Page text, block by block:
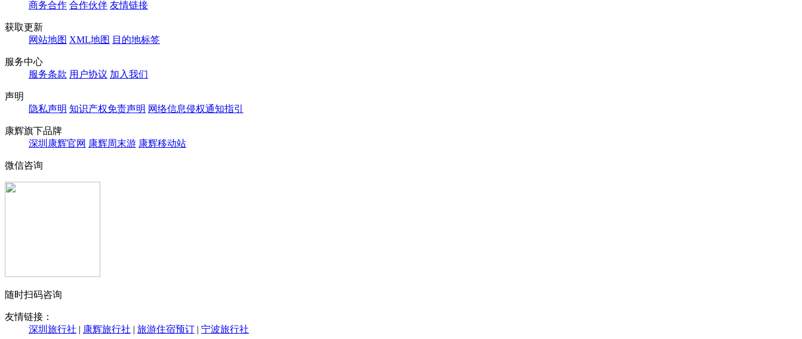
商务合作 合作伙伴 友情链接
获取更新
网站地图 XML地图 目的地标签
服务中心
服务条款 用户协议 加入我们
声明
隐私声明 知识产权免责声明 网络信息侵权通知指引
康辉旗下品牌
深圳康辉官网 康辉周末游 康辉移动站
微信咨询
随时扫码咨询
友情链接：
深圳旅行社 | 康辉旅行社 | 旅游住宿预订 | 宁波旅行社